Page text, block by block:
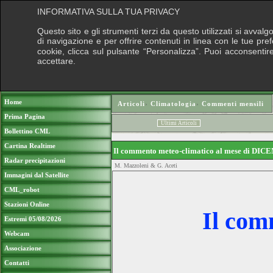
Home
Prima Pagina
Bollettino CML
Cartina Realtime
Radar precipitazioni
Immagini dal Satellite
CML_robot
Stazioni Online
Estremi 05/08/2026
Webcam
Associazione
Contatti
Articoli› Climatologia › Commenti mensili
Ultimi Articoli
Il commento meteo-climatico al mese di
M. Mazzoleni & G. Aceti
Il
INFORMATIVA SULLA TUA PRIVACY
Questo sito e gli strumenti terzi da questo utilizzati si
di navigazione e per offrire contenuti in linea con le tue
cookie, clicca sul pulsante “Personalizza”. Puoi
accettare.